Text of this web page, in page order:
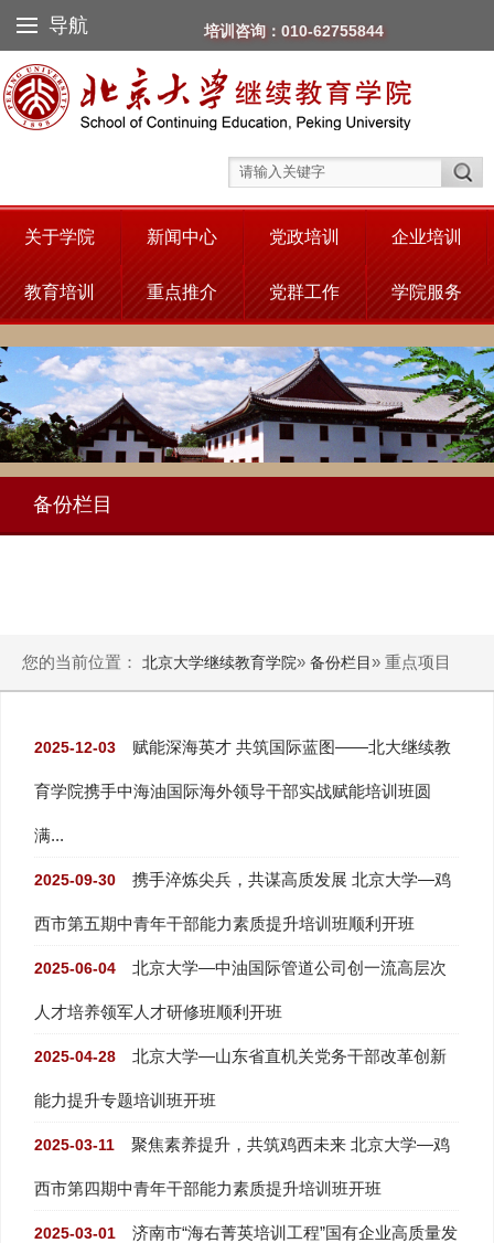
导航 培训咨询：010-62755844
关于学院 新闻中心 党政培训 企业培训
教育培训 重点推介 党群工作 学院服务
备份栏目
您的当前位置： 北京大学继续教育学院» 备份栏目» 重点项目
2025-12-03 赋能深海英才 共筑国际蓝图——北大继续教
育学院携手中海油国际海外领导干部实战赋能培训班圆
满...
2025-09-30 携手淬炼尖兵，共谋高质发展 北京大学—鸡
西市第五期中青年干部能力素质提升培训班顺利开班
2025-06-04 北京大学—中油国际管道公司创一流高层次
人才培养领军人才研修班顺利开班
2025-04-28 北京大学—山东省直机关党务干部改革创新
能力提升专题培训班开班
2025-03-11 聚焦素养提升，共筑鸡西未来 北京大学—鸡
西市第四期中青年干部能力素质提升培训班开班
2025-03-01 济南市“海右菁英培训工程”国有企业高质量发